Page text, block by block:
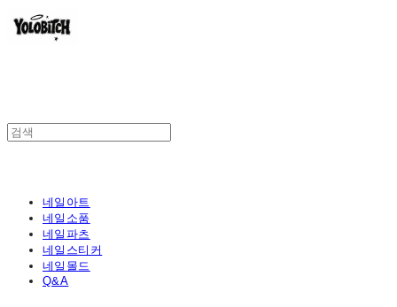
네일아트
네일소품
네일파츠
네일스티커
네일몰드
Q&A